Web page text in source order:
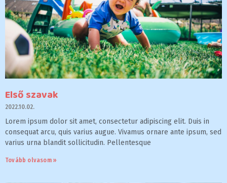
Első szavak
2022.10.02.
Lorem ipsum dolor sit amet, consectetur adipiscing elit. Duis in
consequat arcu, quis varius augue. Vivamus ornare ante ipsum, sed
varius urna blandit sollicitudin. Pellentesque
Tovább olvasom »